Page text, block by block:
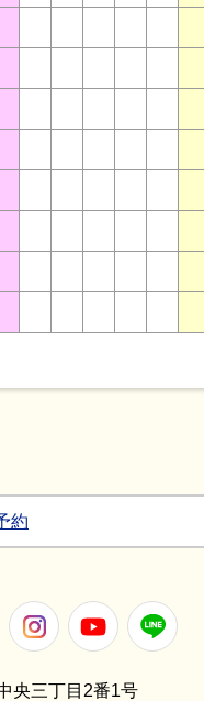
約
FacebookInstagramYoutube
央三丁目2番1号